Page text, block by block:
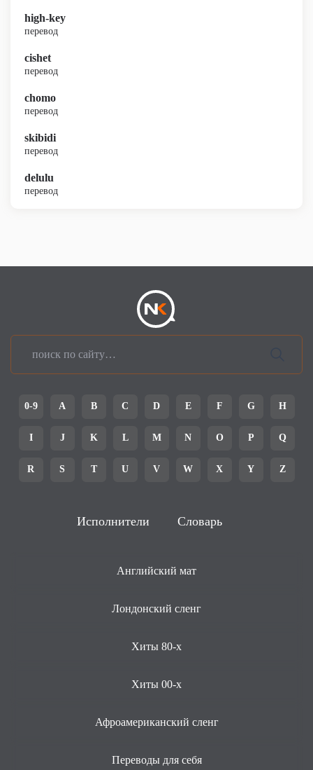
high-key
перевод
cishet
перевод
chomo
перевод
skibidi
перевод
delulu
перевод
0-9 A B C D E F G H
I J K L M N O P Q
R S T U V W X Y Z
Исполнители Словарь
Английский мат
Лондонский сленг
Хиты 80-х
Хиты 00-х
Афроамериканский сленг
Переводы для себя